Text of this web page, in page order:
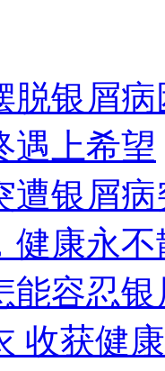
脱银屑病
遇上希望
遭银屑
健康永不
能容忍
收获健